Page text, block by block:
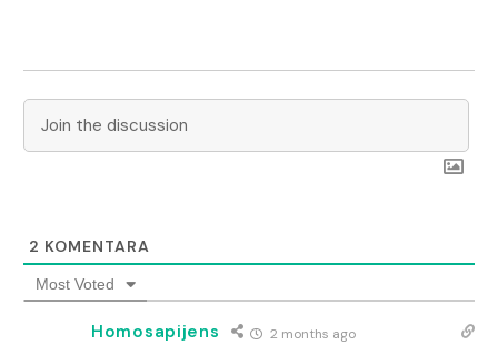
2 KOMENTARA
Most Voted
Homosapijens 2 months ago